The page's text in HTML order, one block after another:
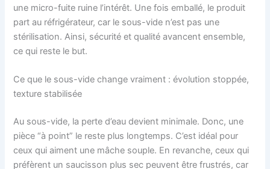
une micro-fuite ruine l’intérêt. Une fois emballé, le produit
part au réfrigérateur, car le sous-vide n’est pas une
stérilisation. Ainsi, sécurité et qualité avancent ensemble,
ce qui reste le but.
Ce que le sous-vide change vraiment : évolution stoppée,
texture stabilisée
Au sous-vide, la perte d’eau devient minimale. Donc, une
pièce “à point” le reste plus longtemps. C’est idéal pour
ceux qui aiment une mâche souple. En revanche, ceux qui
préfèrent un saucisson plus sec peuvent être frustrés, car